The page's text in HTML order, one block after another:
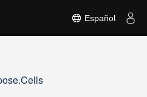
Español